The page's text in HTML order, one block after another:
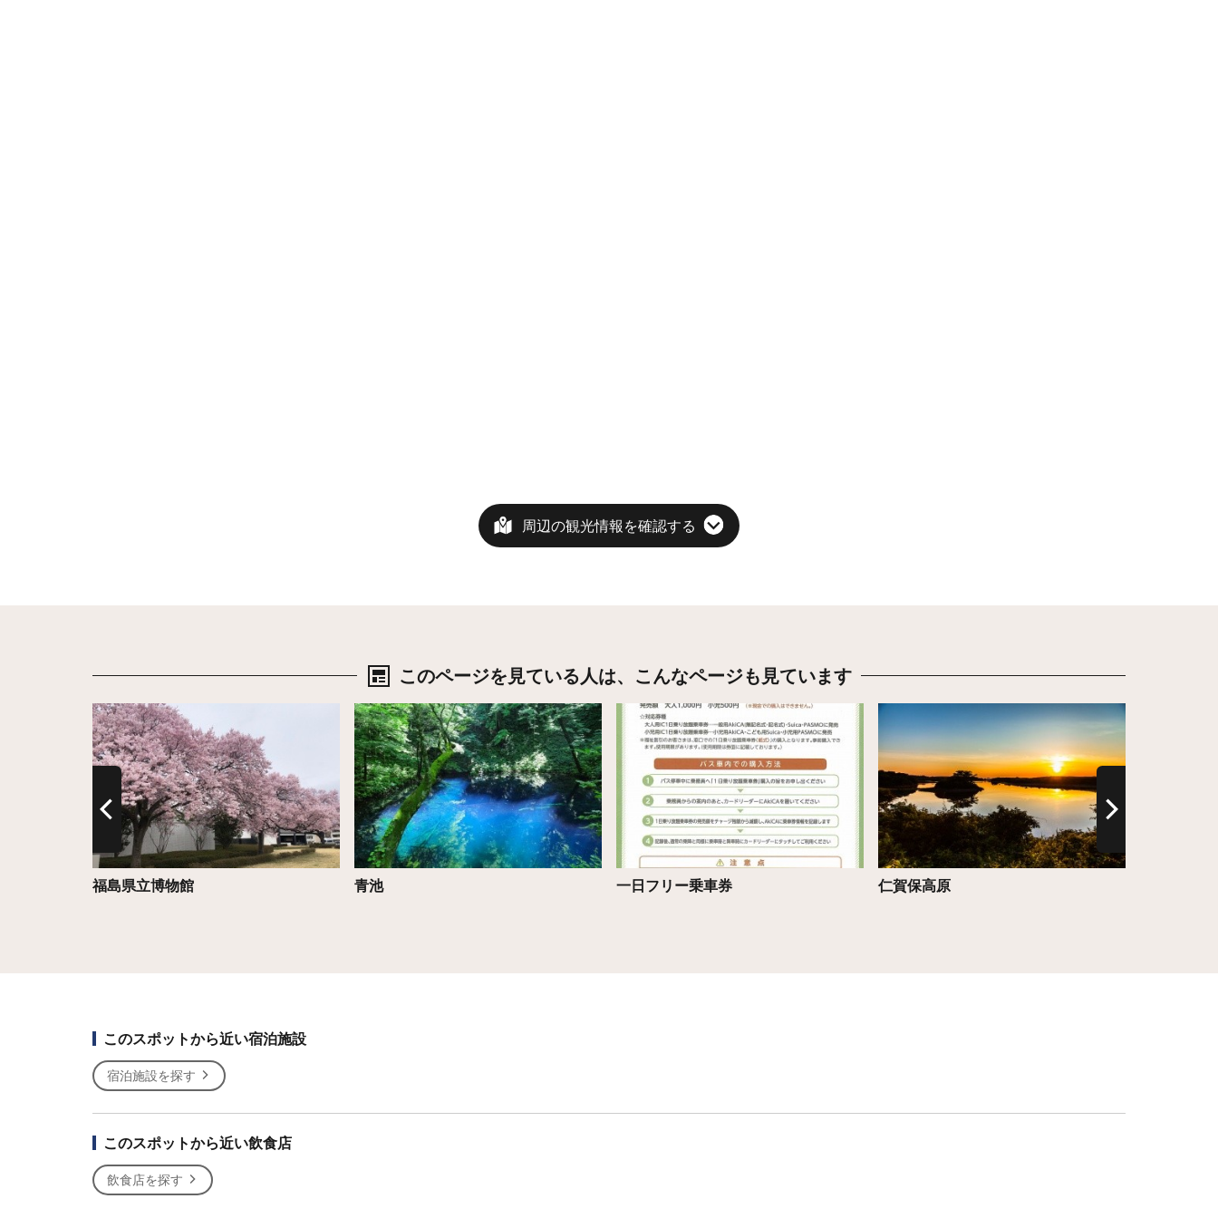
周辺の観光情報を確認する
このページを見ている人は、 こんなページも見ています
福島県立博物館
詳細はこちら
青池
詳細はこちら
一日フリー乗車券
詳細はこちら
仁賀保高原
詳細はこちら
このスポットから近い宿泊施設
宿泊施設を探す
このスポットから近い飲食店
飲食店を探す